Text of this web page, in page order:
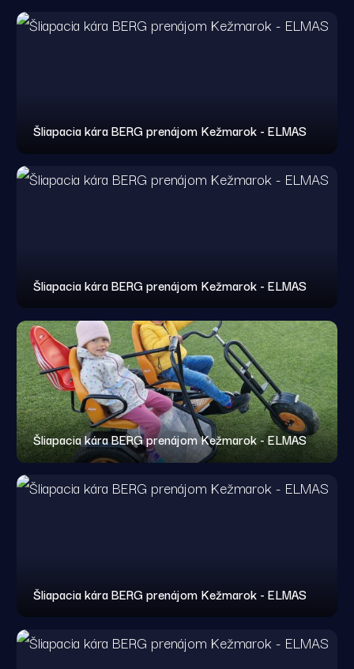
Šliapacia kára BERG prenájom Kežmarok - ELMAS
Šliapacia kára BERG prenájom Kežmarok - ELMAS
Šliapacia kára BERG prenájom Kežmarok - ELMAS
Šliapacia kára BERG prenájom Kežmarok - ELMAS